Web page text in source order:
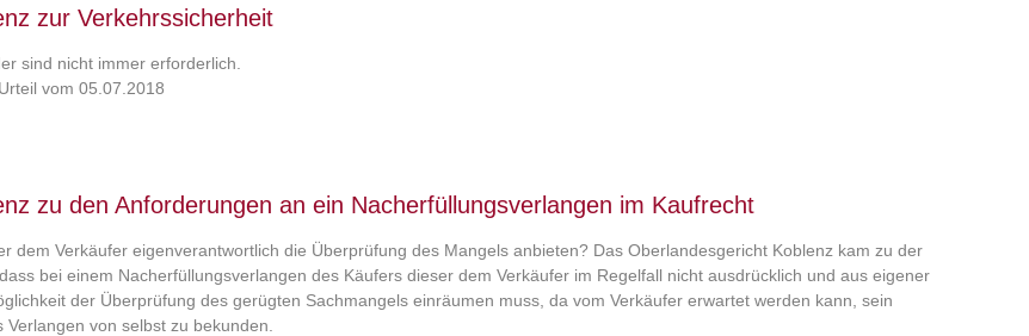
zur Verkehrssicherheit
sind nicht immer erforderlich.
vom 05.07.2018
zu den Anforderungen an ein Nacherfüllungsverlangen im Kaufrecht
dem Verkäufer eigenverantwortlich die Überprüfung des Mangels anbieten? Das Oberlandesgericht Koblenz kam zu der
bei einem Nacherfüllungsverlangen des Käufers dieser dem Verkäufer im Regelfall nicht ausdrücklich und aus eigener
der Überprüfung des gerügten Sachmangels einräumen muss, da vom Verkäufer erwartet werden kann, sein
Verlangen von selbst zu bekunden.